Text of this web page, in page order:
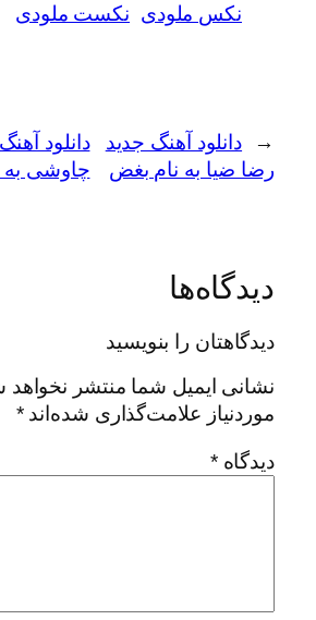
نکس ملودی نکست ملودی
←
دانلود آهنگ جدید
رضا ضیا به نام بغض
دانلود
چاوشی به
دیدگاه‌ها
دیدگاهتان را بنویسید
نشانی ایمیل شما منتشر نخواهد
موردنیاز علامت‌گذاری شده‌اند*
دیدگاه*